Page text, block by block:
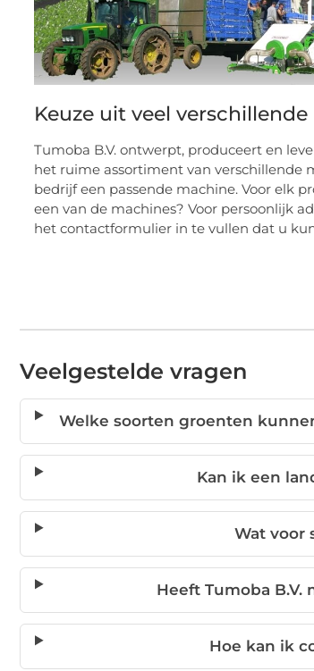
Keuze uit veel
Tumoba B.V. ontwerpt, produceert en
het ruime assortiment van verschillende
bedrijf een passende machine. Voor elk
een van de machines? Voor persoonlijk
het contactformulier in te vullen dat u
Veelgestelde vragen
Welke soorten groenten
Kan ik een
Wat voor
Heeft Tumoba
Hoe kan ik